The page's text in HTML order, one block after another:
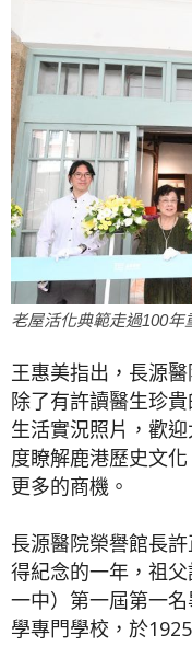
老屋活化典範走過100
王惠美指出，長源
除了有許讀醫生珍
生活實況照片，歡
度瞭解鹿港歷史文
更多的商機。
長源醫院榮譽館長
得紀念的一年，祖
一中）第一屆第一
學專門學校，於